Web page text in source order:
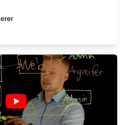
und neu eingefügte